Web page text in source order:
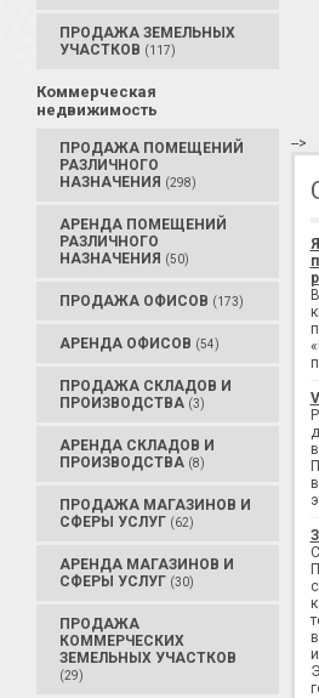
ПРОДАЖА ЗЕМЕЛЬНЫХ
УЧАСТКОВ (117)
Коммерческая
недвижимость
ПРОДАЖА ПОМЕЩЕНИЙ
РАЗЛИЧНОГО
НАЗНАЧЕНИЯ (298)
АРЕНДА ПОМЕЩЕНИЙ
РАЗЛИЧНОГО
НАЗНАЧЕНИЯ (50)
ПРОДАЖА ОФИСОВ (173)
АРЕНДА ОФИСОВ (54)
ПРОДАЖА СКЛАДОВ И
ПРОИЗВОДСТВА (3)
АРЕНДА СКЛАДОВ И
ПРОИЗВОДСТВА (8)
ПРОДАЖА МАГАЗИНОВ И
СФЕРЫ УСЛУГ (62)
АРЕНДА МАГАЗИНОВ И
СФЕРЫ УСЛУГ (30)
ПРОДАЖА
КОММЕРЧЕСКИХ
ЗЕМЕЛЬНЫХ УЧАСТКОВ
(29)
-->